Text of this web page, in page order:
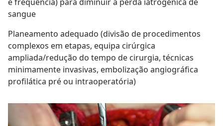
sangue
Planeamento adequado (divisão de procedimentos
complexos em etapas, equipa cirúrgica
ampliada/redução do tempo de cirurgia, técnicas
minimamente invasivas, embolização angiográfica
profilática pré ou intraoperatória)